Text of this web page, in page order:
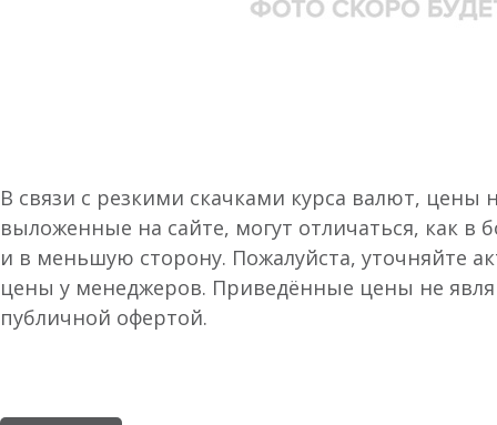
В связи с резкими скачками курса валют, цены
выложенные на сайте, могут отличаться, как в
и в меньшую сторону. Пожалуйста, уточняйте
цены у менеджеров. Приведённые цены не
публичной офертой.